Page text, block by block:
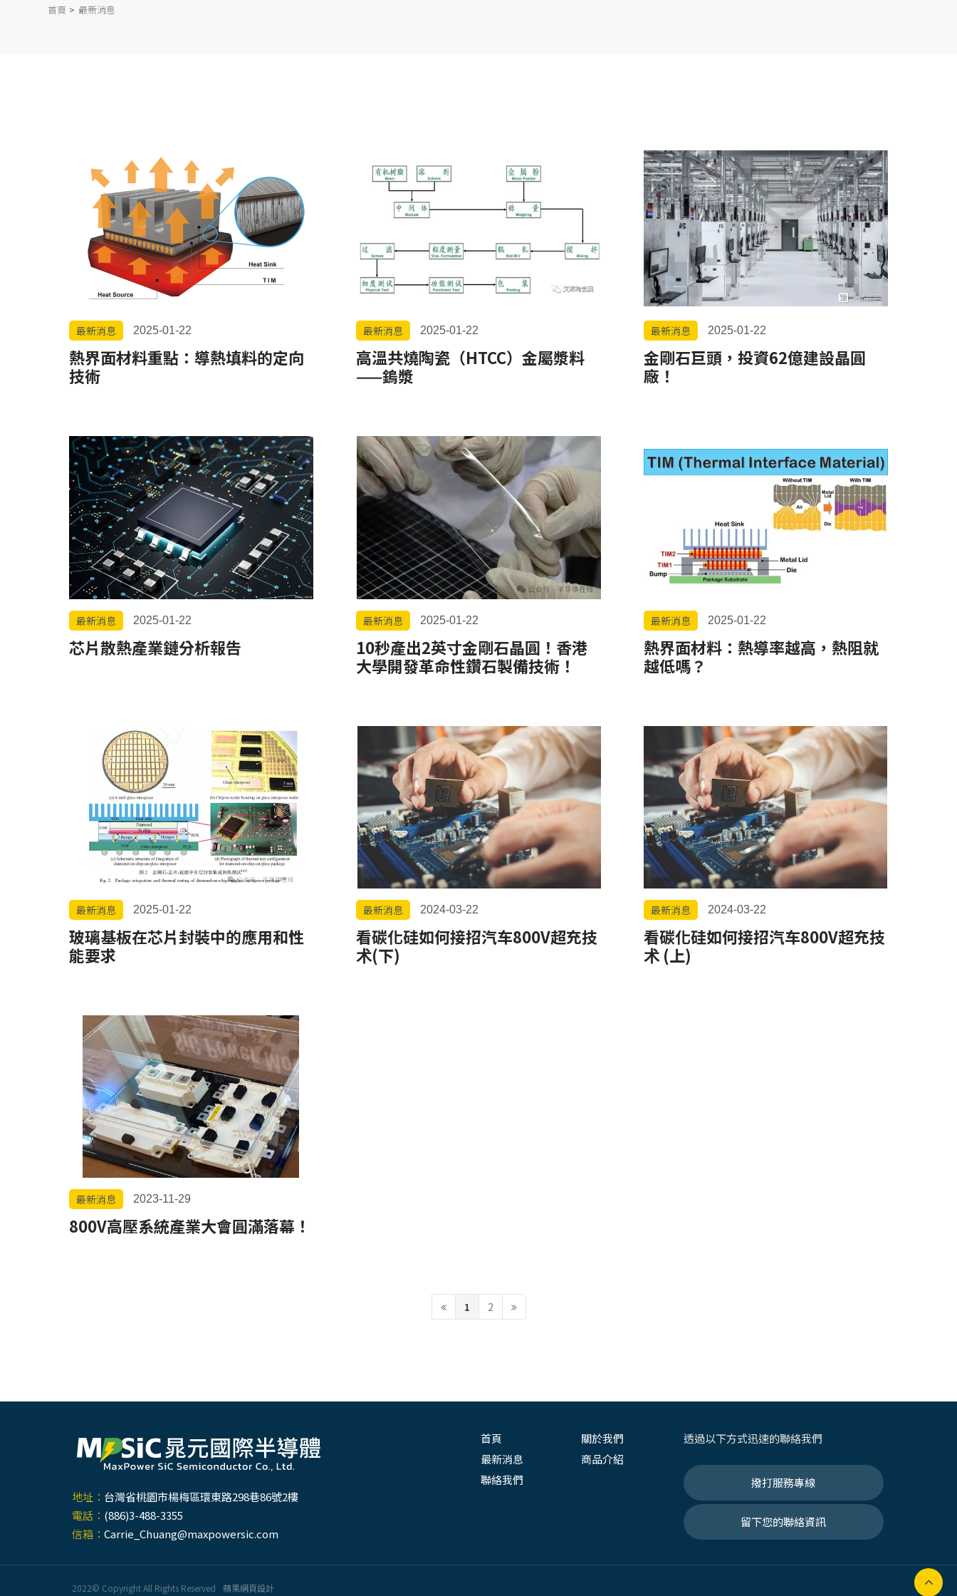
首頁 最新消息
最新消息 2025-01-22
熱界面材料重點：導熱填料的定向
技術
最新消息 2025-01-22
高溫共燒陶瓷（HTCC）金屬漿料
——鎢漿
最新消息 2025-01-22
金剛石巨頭，投資62億建設晶圓
廠！
最新消息 2025-01-22
芯片散熱產業鏈分析報告
最新消息 2025-01-22
10秒產出2英寸金剛石晶圓！香港
大學開發革命性鑽石製備技術！
最新消息 2025-01-22
熱界面材料：熱導率越高，熱阻就
越低嗎？
最新消息 2025-01-22
玻璃基板在芯片封裝中的應用和性
能要求
最新消息 2024-03-22
看碳化硅如何接招汽车800V超充技
术(下)
最新消息 2024-03-22
看碳化硅如何接招汽车800V超充技
术 (上)
最新消息 2023-11-29
800V高壓系統產業大會圓滿落幕！
1 2
地址： 台灣省桃園市楊梅區環東路298巷86號2樓
電話： (886)3-488-3355
信箱： Carrie_Chuang@maxpowersic.com
首頁
關於我們
最新消息
商品介紹
聯絡我們
透過以下方式迅速的聯絡我們
撥打服務專線
留下您的聯絡資訊
2022© Copyright All Rights Reserved 蘋果網頁設計